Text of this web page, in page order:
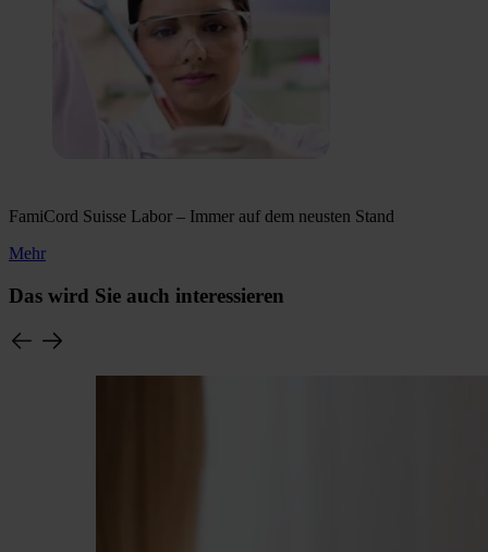
FamiCord Suisse Labor – Immer auf dem neusten Stand
Mehr
Das wird Sie auch interessieren